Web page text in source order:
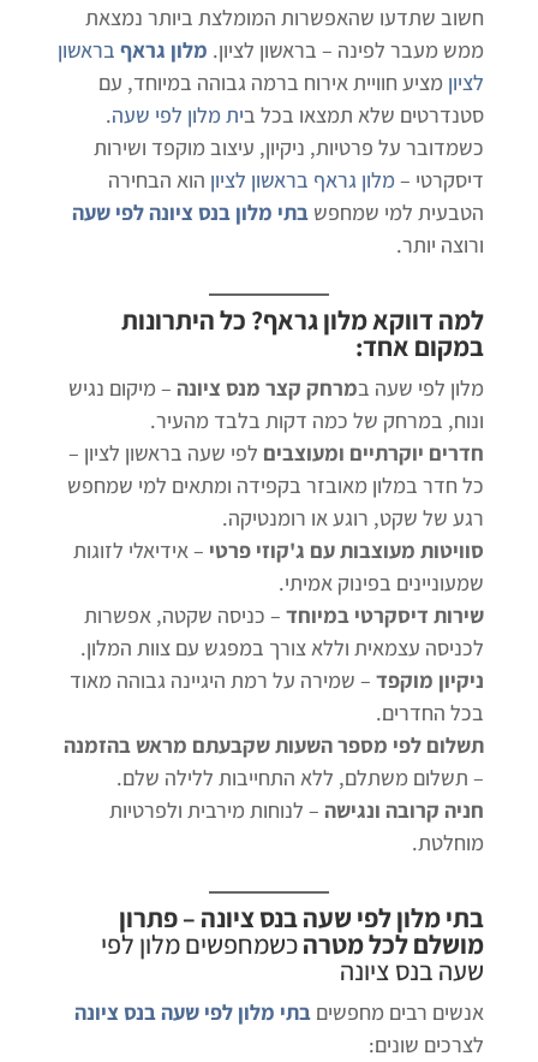
חשוב שתדעו שהאפשרות המומלצת ביותר נמצאת
ממש מעבר לפינה – בראשון לציון. מלון גראףבראשון
לציון מציע חוויית אירוח ברמה גבוהה במיוחד, עם
סטנדרטים שלא תמצאו בכל בית מלון לפי שעה.
כשמדובר על פרטיות, ניקיון, עיצוב מוקפד ושירות
דיסקרטי –מלון גראף בראשון לציון הוא הבחירה
הטבעית למי שמחפש בתי מלון בנס ציונה לפי שעה
ורוצה יותר.
למה דווקאמלון גראף? כל היתרונות
במקום אחד:
מלון לפי שעה במרחק קצר מנס ציונה – מיקום נגיש
ונוח, במרחק של כמה דקות בלבד מהעיר.
חדרים יוקרתיים ומעוצבים לפי שעה בראשון לציון –
כל חדר במלון מאובזר בקפידה ומתאים למי שמחפש
רגע של שקט, רוגע או רומנטיקה.
סוויטות מעוצבות עם ג'קוזי פרטי – אידיאלי לזוגות
שמעוניינים בפינוק אמיתי.
שירות דיסקרטי במיוחד– כניסה שקטה, אפשרות
לכניסה עצמאית וללא צורך במפגש עם צוות המלון.
ניקיון מוקפד– שמירה על רמת היגיינה גבוהה מאוד
בכל החדרים.
תשלום לפי מספר השעות שקבעתם מראש בהזמנה
– תשלום משתלם, ללא התחייבות ללילה שלם.
חניה קרובה ונגישה – לנוחות מירבית ולפרטיות
מוחלטת.
בתי מלון לפי שעה בנס ציונה – פתרון
מושלם לכל מטרהכשמחפשיםמלון לפי
שעה בנס ציונה
אנשים רבים מחפשים בתי מלון לפי שעה בנס ציונה
לצרכים שונים: